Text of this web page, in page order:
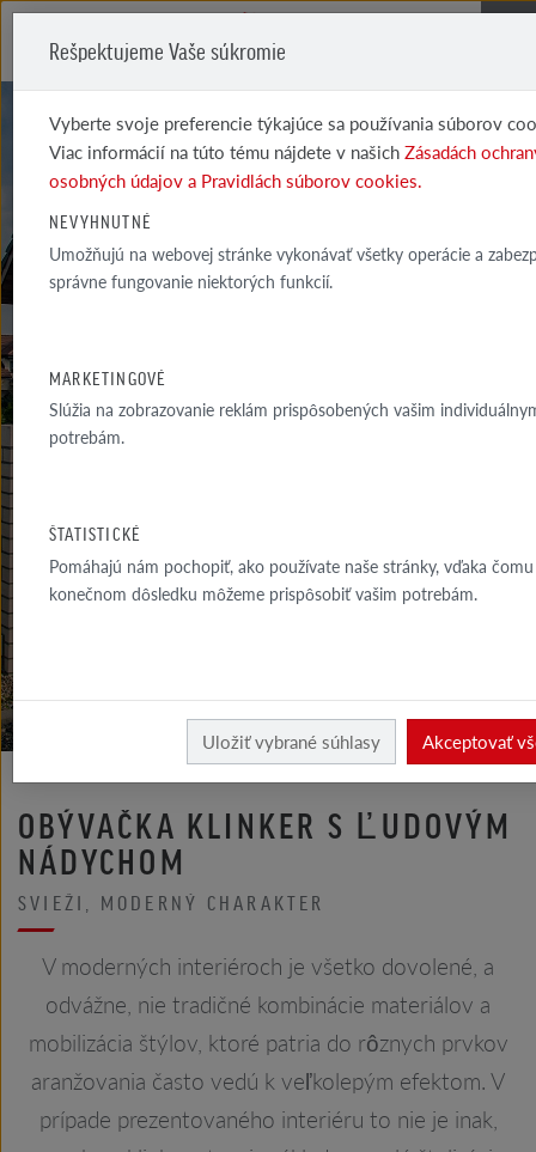
GALÉRIA
REALIZÁCIÍ
ARCHITEKTONICKÝCH PROJEKTOV S VYUŽITÍM PRODUKTOV...
GALÉRIA
FASÁDA
Realizácie
OBÝVAČKA KLINKER S ĽUDOVÝM
NÁDYCHOM
SVIEŽI, MODERNÝ CHARAKTER
V moderných interiéroch je všetko dovolené, a
odvážne, nie tradičné kombinácie materiálov a
mobilizácia štýlov, ktoré patria do rôznych prvkov
aranžovania často vedú k veľkolepým efektom. V
prípade prezentovaného interiéru to nie je inak,
Rešpektujeme Vaše súkromie
Vyberte svoje preferencie týkajúce sa používania súborov
Viac informácií na túto tému nájdete v našichZásadách
osobných údajov a Pravidlách súborov cookies.
NEVYHNUTNÉ
Umožňujú na webovej stránke vykonávať všetky operácie a
správne fungovanie niektorých funkcií.
MARKETINGOVÉ
Slúžia na zobrazovanie reklám prispôsobených vašim
potrebám.
ŠTATISTICKÉ
Pomáhajú nám pochopiť, ako používate naše stránky, vďaka
konečnom dôsledku môžeme prispôsobiť vašim potrebám.
Uložiť vybrané súhlasy Akceptovať